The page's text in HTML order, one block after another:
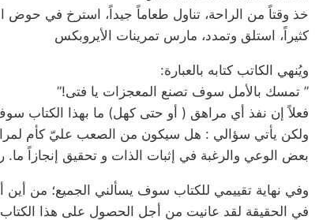
خذ وقتاً من الراحة، تناول طعاماً جيداً، استرخ في حوض
كثيراً، استلق وتمدد، مارس تمرينات الأيروبكس
ويُنهي الكاتب كتابه بالعبارة:
” تمسك بالأمل سوف تصنع المعجزات يا فتى!”
فعلاً إن نفذ أي مراهق ( أو حتى كهل) ما بهذا
بعض الوعي والرغبة في إثبات الذات و تحقيق إنجازاً ما.
وفي نهاية تقييمي للكتاب سوف يسألني الجميع؛ من
في الحقيقة لقد عانيت من أجل الحصول على هذا الكتاب